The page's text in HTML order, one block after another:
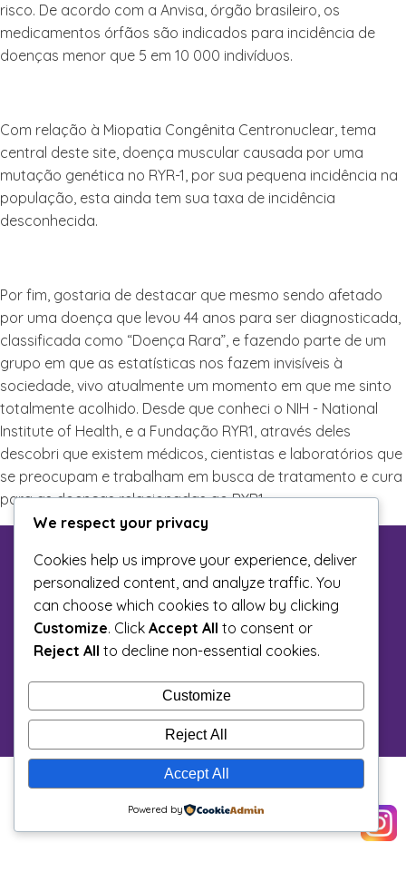
risco. De acordo com a Anvisa, órgão brasileiro, os
medicamentos órfãos são indicados para incidência de
doenças menor que 5 em 10 000 indivíduos.
Com relação à Miopatia Congênita Centronuclear, tema
central deste site, doença muscular causada por uma
mutação genética no RYR-1, por sua pequena incidência na
população, esta ainda tem sua taxa de incidência
desconhecida.
Por fim, gostaria de destacar que mesmo sendo afetado
por uma doença que levou 44 anos para ser diagnosticada,
classificada como “Doença Rara”, e fazendo parte de um
grupo em que as estatísticas nos fazem invisíveis à
sociedade, vivo atualmente um momento em que me sinto
totalmente acolhido. Desde que conheci o NIH - National
Institute of Health, e a Fundação RYR1, através deles
descobri que existem médicos, cientistas e laboratórios que
se preocupam e trabalham em busca de tratamento e cura
para as doenças relacionadas ao RYR1.
We respect your privacy
Cookies help us improve your experience, deliver
personalized content, and analyze traffic. You
can choose which cookies to allow by clicking
Customize. Click Accept All to consent or
Reject All to decline non-essential cookies.
Customize
Reject All
Accept All
Powered by